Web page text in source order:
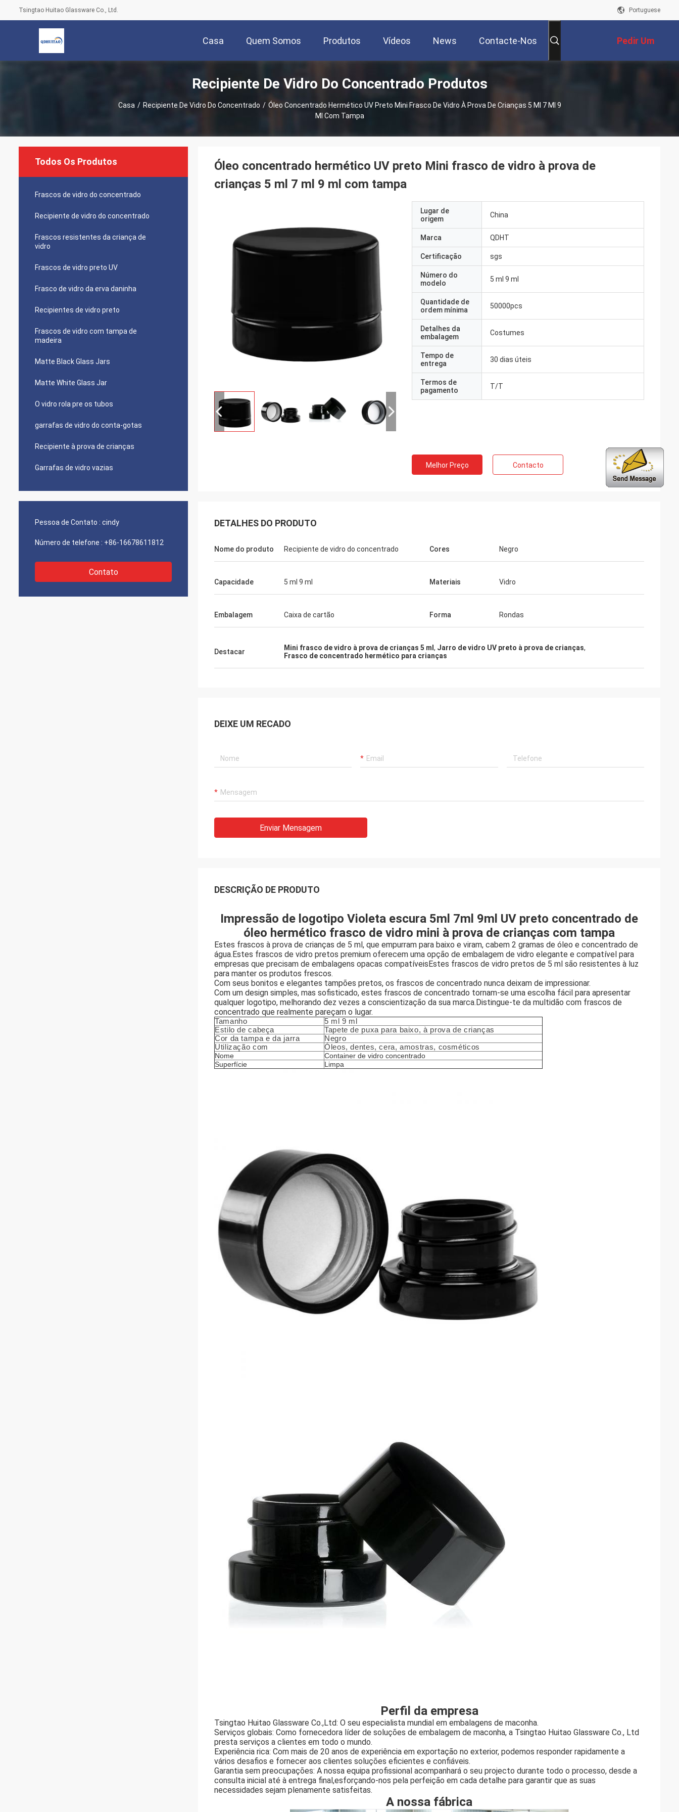
Tsingtao Huitao Glassware Co., Ltd. Portuguese
Casa Quem Somos Produtos Vídeos News Contacte-Nos Pedir Um
Orçamento
Recipiente De Vidro Do Concentrado Produtos
Casa / Recipiente De Vidro Do Concentrado / Óleo Concentrado Hermético UV Preto Mini Frasco De Vidro À Prova De Crianças 5 Ml 7 Ml 9
Ml Com Tampa
Todos Os Produtos
Frascos de vidro do concentrado
Recipiente de vidro do concentrado
Frascos resistentes da criança de
vidro
Frascos de vidro preto UV
Frasco de vidro da erva daninha
Recipientes de vidro preto
Frascos de vidro com tampa de
madeira
Matte Black Glass Jars
Matte White Glass Jar
O vidro rola pre os tubos
garrafas de vidro do conta-gotas
Recipiente à prova de crianças
Garrafas de vidro vazias
Pessoa de Contato : cindy
Número de telefone : +86-16678611812
Contato
Óleo concentrado hermético UV preto Mini frasco de vidro à prova de
crianças 5 ml 7 ml 9 ml com tampa
Lugar de
origem
China
Marca QDHT
Certificação sgs
Número do
modelo
5 ml 9 ml
Quantidade de
ordem mínima
50000pcs
Detalhes da
embalagem
Costumes
Tempo de
entrega
30 dias úteis
Termos de
pagamento
T/T
Melhor Preço Contacto
DETALHES DO PRODUTO
Nome do produto Recipiente de vidro do concentrado Cores Negro
Capacidade 5 ml 9 ml Materiais Vidro
Embalagem Caixa de cartão Forma Rondas
Destacar Mini frasco de vidro à prova de crianças 5 ml , Jarro de vidro UV preto à prova de crianças,
Frasco de concentrado hermético para crianças
DEIXE UM RECADO
Enviar Mensagem
DESCRIÇÃO DE PRODUTO
Impressão de logotipo Violeta escura 5ml 7ml 9ml UV preto concentrado de
óleo hermético frasco de vidro mini à prova de crianças com tampa
Estes frascos à prova de crianças de 5 ml, que empurram para baixo e viram, cabem 2 gramas de óleo e concentrado de
água.Estes frascos de vidro pretos premium oferecem uma opção de embalagem de vidro elegante e compatível para
empresas que precisam de embalagens opacas compatíveisEstes frascos de vidro pretos de 5 ml são resistentes à luz
para manter os produtos frescos.
Com seus bonitos e elegantes tampões pretos, os frascos de concentrado nunca deixam de impressionar.
Com um design simples, mas sofisticado, estes frascos de concentrado tornam-se uma escolha fácil para apresentar
qualquer logotipo, melhorando dez vezes a conscientização da sua marca.Distingue-te da multidão com frascos de
concentrado que realmente pareçam o lugar.
Tamanho
5 ml 9 ml
Estilo de cabeça
Tapete de puxa para baixo, à prova de crianças
Cor da tampa e da jarra
Negro
Utilização com
Óleos, dentes, cera, amostras, cosméticos
Nome
Container de vidro concentrado
Superfície
Limpa
Perfil da empresa
Tsingtao Huitao Glassware Co.,Ltd: O seu especialista mundial em embalagens de maconha.
Serviços globais: Como fornecedora líder de soluções de embalagem de maconha, a Tsingtao Huitao Glassware Co., Ltd
presta serviços a clientes em todo o mundo.
Experiência rica: Com mais de 20 anos de experiência em exportação no exterior, podemos responder rapidamente a
vários desafios e fornecer aos clientes soluções eficientes e confiáveis.
Garantia sem preocupações: A nossa equipa profissional acompanhará o seu projecto durante todo o processo, desde a
consulta inicial até à entrega final,esforçando-nos pela perfeição em cada detalhe para garantir que as suas
necessidades sejam plenamente satisfeitas.
A nossa fábrica